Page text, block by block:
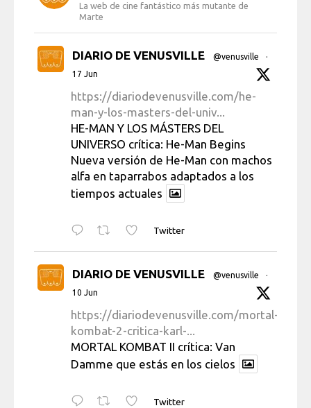
La web de cine fantástico más mutante de
Marte
DIARIO DE VENUSVILLE @venusville
·
17 Jun
https://diariodevenusville.com/he-
man-y-los-masters-del-univ...
HE-MAN Y LOS MÁSTERS DEL
UNIVERSO crítica: He-Man Begins
Nueva versión de He-Man con machos
alfa en taparrabos adaptados a los
tiempos actuales
Twitter
DIARIO DE VENUSVILLE @venusville
·
10 Jun
https://diariodevenusville.com/mortal-
kombat-2-critica-karl-...
MORTAL KOMBAT II crítica: Van
Damme que estás en los cielos
Twitter